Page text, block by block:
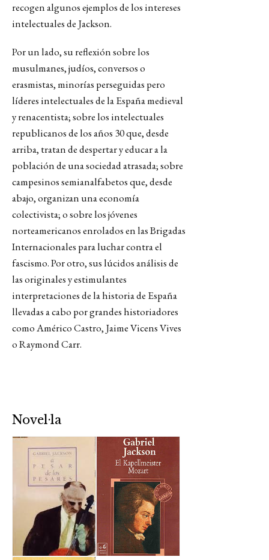
recogen algunos ejemplos de los intereses
intelectuales de Jackson.
Por un lado, su reflexión sobre los
musulmanes, judíos, conversos o
erasmistas, minorías perseguidas pero
líderes intelectuales de la España medieval
y renacentista; sobre los intelectuales
republicanos de los años 30 que, desde
arriba, tratan de despertar y educar a la
población de una sociedad atrasada; sobre
campesinos semianalfabetos que, desde
abajo, organizan una economía
colectivista; o sobre los jóvenes
norteamericanos enrolados en las Brigadas
Internacionales para luchar contra el
fascismo. Por otro, sus lúcidos análisis de
las originales y estimulantes
interpretaciones de la historia de España
llevadas a cabo por grandes historiadores
como Américo Castro, Jaime Vicens Vives
o Raymond Carr.
Novel·la